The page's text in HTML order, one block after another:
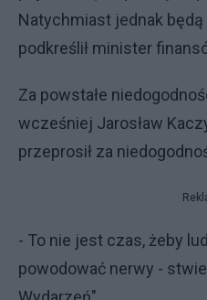
Natychmiast jednak
podkreślił minister
Za powstałe
wcześniej Jarosław
przeprosił za
- To nie jest czas, żeby
powodować nerwy -